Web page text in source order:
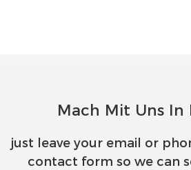
Mach Mit Uns In
just leave your email or
contact form so we can